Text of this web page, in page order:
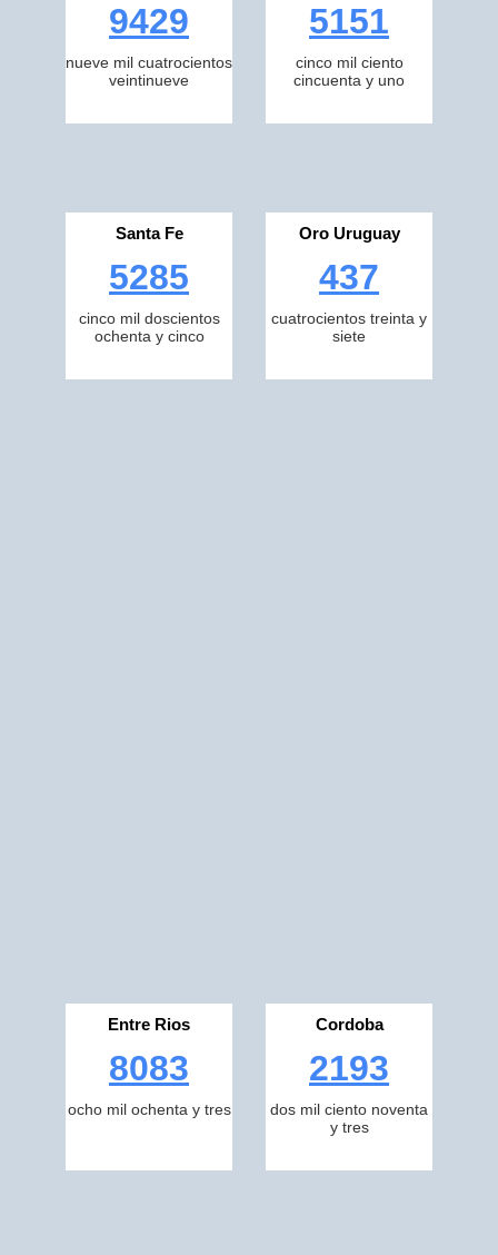
9429
nueve mil cuatrocientos
veintinueve
5151
cinco mil ciento
cincuenta y uno
Santa Fe
5285
cinco mil doscientos
ochenta y cinco
Oro Uruguay
437
cuatrocientos treinta y
siete
Entre Rios
8083
ocho mil ochenta y tres
Cordoba
2193
dos mil ciento noventa
y tres